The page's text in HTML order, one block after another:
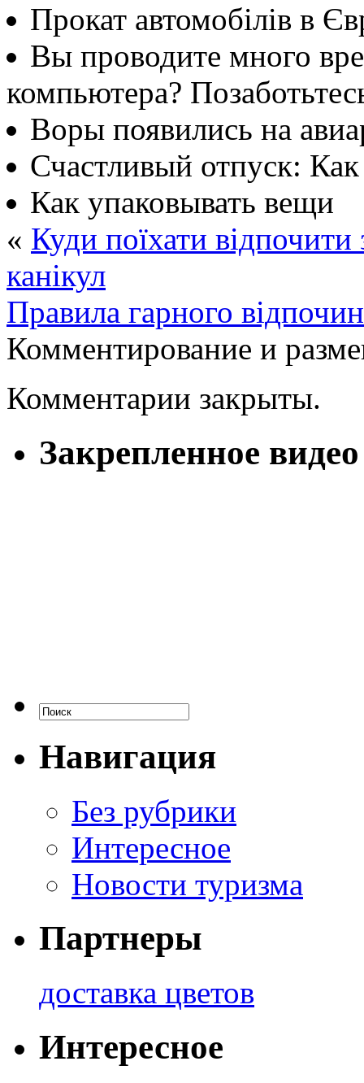
Прокат автомобілів в
Вы проводите много
компьютера?
Воры появились на
Счастливый отпуск:
Как упаковывать вещи
« Куди поїхати
канікул
Правила гарного
Комментирование и
Комментарии закрыты.
Закрепленное видео
Навигация
Без рубрики
Интересное
Новости туризма
Партнеры
доставка цветов
Интересное